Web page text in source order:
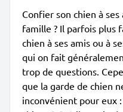
Confier son chien à
famille ? Il parfois plus
chien à ses amis ou à
qui on fait
trop de questions.
que la garde de chien
inconvénient pour eux